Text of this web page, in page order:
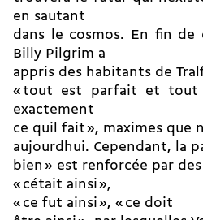
en sautant
dans le cosmos. En fin
Billy Pilgrim a
appris des habitants de
« tout est parfait et tout
exactement
ce quil fait », maximes que
aujourdhui. Cependant, la
bien » est renforcée par
« cétait ainsi »,
« ce fut ainsi », « ce doit